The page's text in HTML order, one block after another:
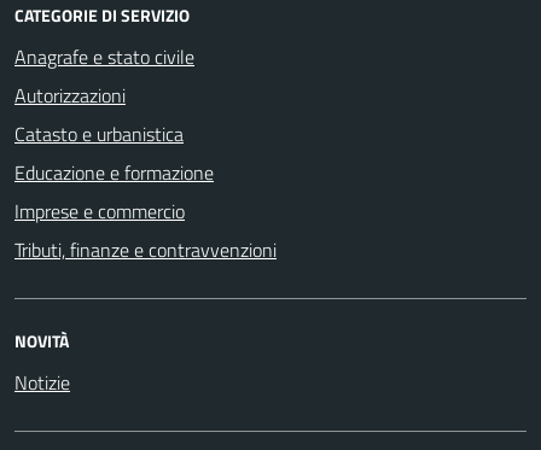
CATEGORIE DI SERVIZIO
Anagrafe e stato civile
Autorizzazioni
Catasto e urbanistica
Educazione e formazione
Imprese e commercio
Tributi, finanze e contravvenzioni
NOVITÀ
Notizie